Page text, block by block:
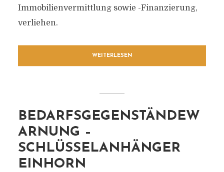
Immobilienvermittlung sowie -Finanzierung,
verliehen.
WEITERLESEN
BEDARFSGEGENSTÄNDEW
ARNUNG –
SCHLÜSSELANHÄNGER
EINHORN